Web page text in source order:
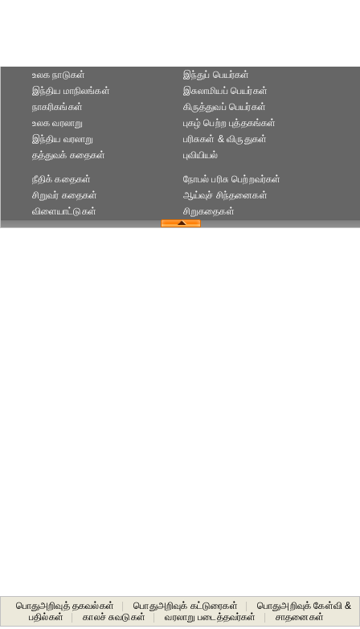
உலக நாடுகள்
இந்திய மாநிலங்கள்
நாகரிகங்கள்
இந்துப் பெயர்கள்
இசுலாமியப் பெயர்கள்
கிருத்துவப் பெயர்கள்
உலக வரலாறு
இந்திய வரலாறு
தத்துவக் கதைகள்
புகழ் பெற்ற புத்தகங்கள்
பரிசுகள் & விருதுகள்
புவியியல்
நீதிக் கதைகள்
சிறுவர் கதைகள்
விளையாட்டுகள்
நோபல் பரிசு‎ பெற்றவர்‎கள்
ஆய்வுச் சிந்தனைகள்
சிறுகதைகள்
பொதுஅறிவுத் தகவல்கள் பொதுஅறிவுக் கட்டுரைகள்
பொதுஅறிவுக் கேள்வி &
பதில்கள்
காலச் சுவடுகள் வரலாறு படைத்தவர்கள் சாதனைகள்‎